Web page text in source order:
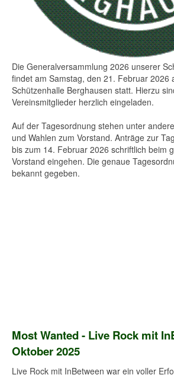
Die Generalversammlung 2026 unserer
findet am Samstag, den 21. Februar 2026
Schützenhalle Berghausen statt. Hierzu
Vereinsmitglieder herzlich eingeladen.
Auf der Tagesordnung stehen unter
und Wahlen zum Vorstand. Anträge zur
bis zum 14. Februar 2026 schriftlich beim
Vorstand eingehen. Die genaue
bekannt gegeben.
Most Wanted - Live Rock mit
Oktober 2025
Live Rock mit InBetween war ein voller